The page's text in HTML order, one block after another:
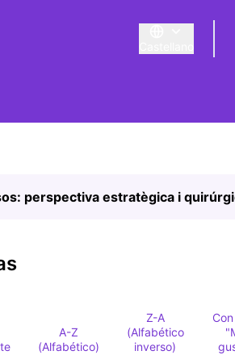
Triar la llengua
perspectiva estratègica i
A-Z
(Alfabético)
Z-A
(Alfabético
inverso)